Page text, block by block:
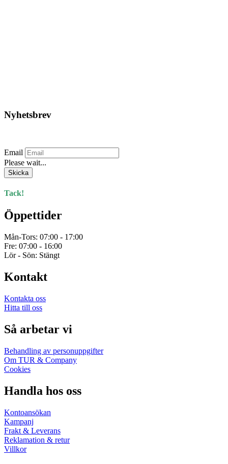
Nyhetsbrev
Email
Please wait...
Skicka
Tack!
Öppettider
Mån-Tors: 07:00 - 17:00
Fre: 07:00 - 16:00
Lör - Sön: Stängt
Kontakt
Kontakta oss
Hitta till oss
Så arbetar vi
Behandling av personuppgifter
Om TUR & Company
Cookies
Handla hos oss
Kontoansökan
Kampanj
Frakt & Leverans
Reklamation & retur
Villkor